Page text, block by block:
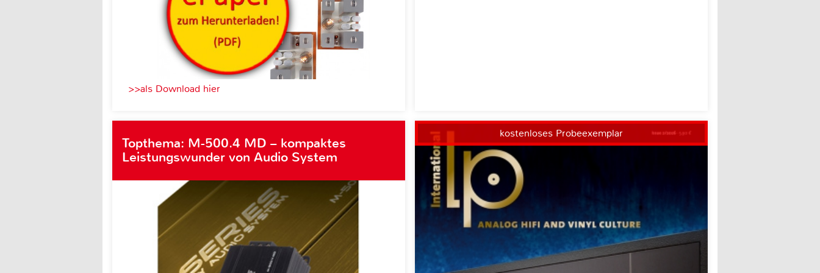
>>als Download hier
Topthema: M-500.4 MD – kompaktes
Leistungswunder von Audio System
kostenloses Probeexemplar